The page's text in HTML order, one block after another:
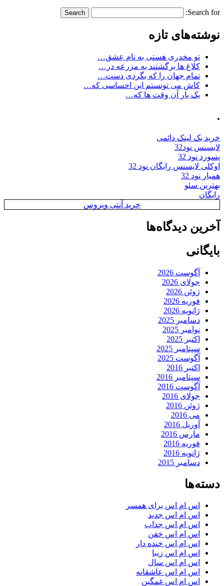
Search for:
نوشته‌های تازه
تو مخدری هستی به نام عشق…
کلاغ ها برگشتند به مزرعه در…
تمام جهان را که بگردی دست…
کاش می تونستم این احساسی که…
یک بار آن وقت ها که…
.
خرید بک لینک دائمی
لایسنس نود32
پسورد نود 32
اوکلی لایسنس رایگان نود 32
همیار نود 32
بهترین سئو
رایگان
خرید آنتی ویروس
آخرین دیدگاه‌ها
بایگانی
آگوست 2026
جولای 2026
ژوئن 2026
فوریه 2026
ژانویه 2026
دسامبر 2025
نوامبر 2025
اکتبر 2025
سپتامبر 2025
آگوست 2025
اکتبر 2016
سپتامبر 2016
آگوست 2016
جولای 2016
ژوئن 2016
می 2016
آوریل 2016
مارس 2016
فوریه 2016
ژانویه 2016
دسامبر 2015
دسته‌ها
اس ام اس برای همسر
اس ام اس جدید
اس ام اس جذاب
اس ام اس خفن
اس ام اس خنده دار
اس ام اس زیبا
اس ام اس سال
اس ام اس عاشقانه
اس ام اس غمگین